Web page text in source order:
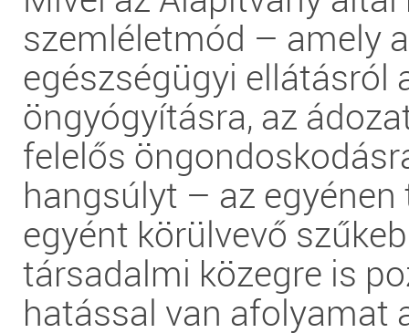
szemléletmód – amely
egészségügyi ellátásról
öngyógyításra, az
felelős
hangsúlyt – az egyénen
egyént körülvevő
társadalmi közegre is
hatással van afolyamat